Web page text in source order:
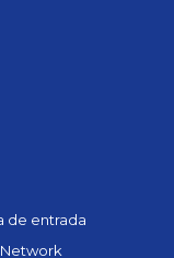
de entrada